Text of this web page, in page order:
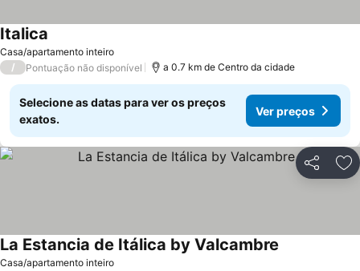
Casa/apartamento inteiro
Italica
/ Pontuação não disponível a 0.7 km de Centro da cidade
Selecione as datas para ver os preços
exatos.
Ver preços
Partilhar
Casa/apartamento inteiro
La Estancia de Itálica by Valcambre